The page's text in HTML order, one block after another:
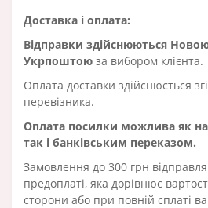
Доставка і оплата:
Відправки здійснюються
Укрпоштою за вибором клієнта.
Оплата доставки здійснюється
перевізника.
Оплата посилки можлива як
так і банківським переказом.
Замовлення до 300 грн
предоплаті, яка дорівнює
сторони або при повній сплаті